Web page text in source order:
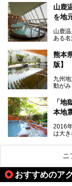
今回
ます
ライ
日、
見所を
山鹿
を地
山鹿
ある
泉質
今回は
設・
ご紹
熊本
版】
九州
動がみ
す。
そん
泉県で
出す
をピ
「
本地
2016
は大き
阿蘇
荘」
館」
期は
温泉」
ん。
ニ
おすすめのア